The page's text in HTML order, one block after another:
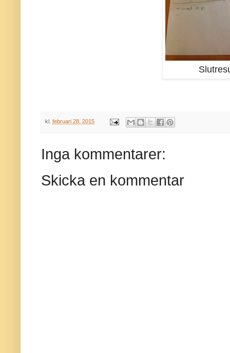
kl. februari 28, 2015
Inga kommentarer:
Skicka en kommentar